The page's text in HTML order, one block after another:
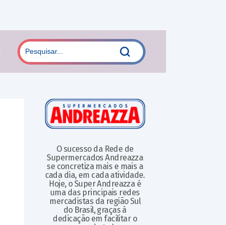
O sucesso da Rede de
Supermercados Andreazza
se concretiza mais e mais a
cada dia, em cada atividade.
Hoje, o Super Andreazza é
uma das principais redes
mercadistas da região Sul
do Brasil, graças à
dedicação em facilitar o